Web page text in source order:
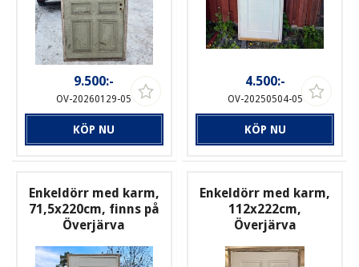
9.500:-
OV-20260129-05
KÖP NU
4.500:-
OV-20250504-05
KÖP NU
Enkeldörr med karm,
71,5x220cm, finns på
Överjärva
Enkeldörr med karm,
112x222cm,
Överjärva